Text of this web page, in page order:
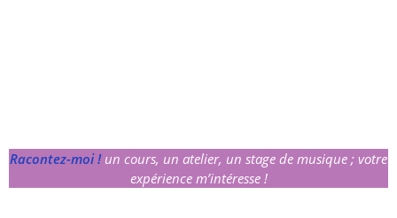
Racontez-moi ! un cours, un atelier, un stage de musique ; votre
expérience m’intéresse !